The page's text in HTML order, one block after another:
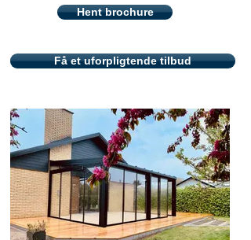
Hent brochure
Få et uforpligtende tilbud